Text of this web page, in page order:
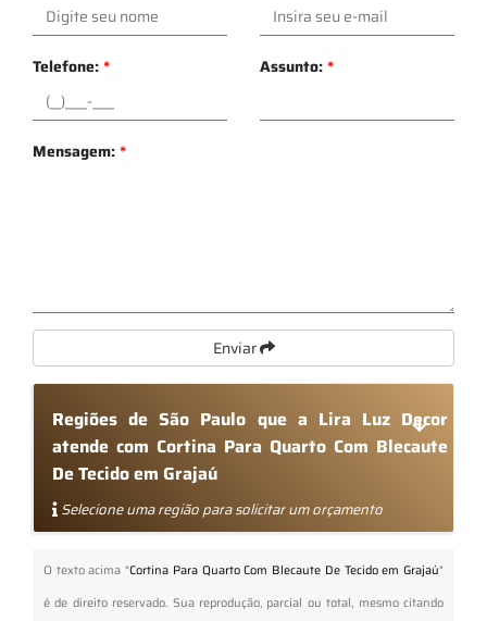
Telefone:* Assunto:*
Mensagem:*
Enviar
Regiões de São Paulo que a Lira Luz Decor
atende com Cortina Para Quarto Com Blecaute
De Tecido em Grajaú
Selecione uma região para solicitar um orçamento
O texto acima "Cortina Para Quarto Com Blecaute De Tecido em Grajaú"
é de direito reservado. Sua reprodução, parcial ou total, mesmo citando